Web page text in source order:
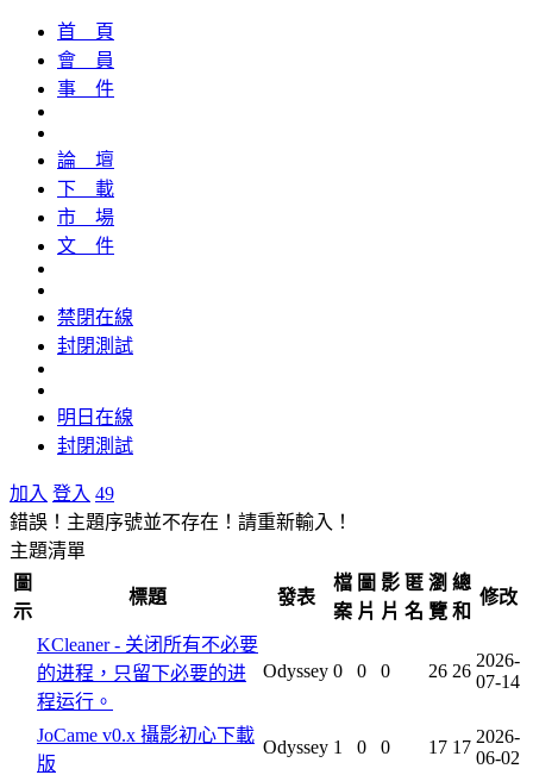
首 頁
會 員
事 件
論 壇
下 載
市 場
文 件
禁閉在線
封閉測試
明日在線
封閉測試
加入 登入 49
錯誤！主題序號並不存在！請重新輸入！
主題清單
圖
示
標題 發表
檔
案
圖
片
影
片
匿
名
瀏
覽
總
和
修改
KCleaner - 关闭所有不必要
的进程，只留下必要的进
程运行。
Odyssey 0 0 0 26 26
2026-
07-14
JoCame v0.x 攝影初心下載
版
Odyssey 1 0 0 17 17
2026-
06-02